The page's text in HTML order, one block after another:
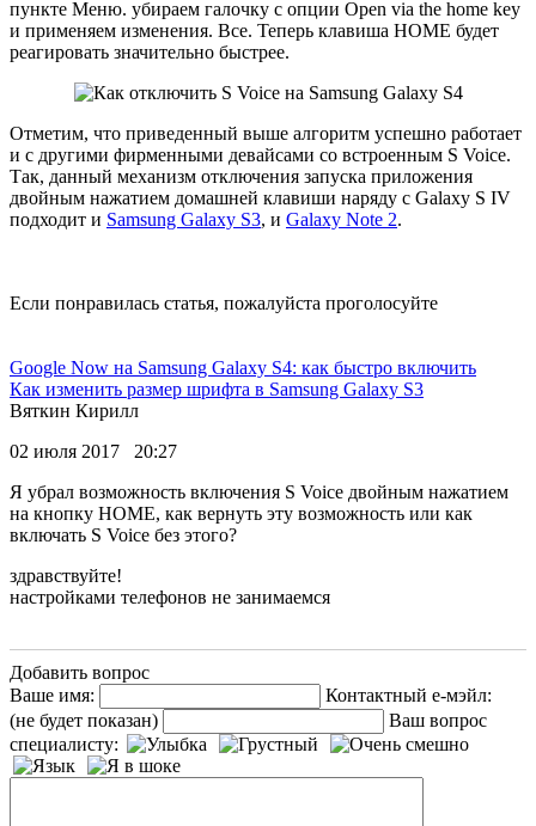
пункте Меню. убираем галочку с опции Open via the home key
и применяем изменения. Все. Теперь клавиша НОМЕ будет
реагировать значительно быстрее.
Отметим, что приведенный выше алгоритм успешно работает
и с другими фирменными девайсами со встроенным S Voice.
Так, данный механизм отключения запуска приложения
двойным нажатием домашней клавиши наряду с Galaxy S IV
подходит и Samsung Galaxy S3, и Galaxy Note 2.
Если понравилась статья, пожалуйста проголосуйте
Google Now на Samsung Galaxy S4: как быстро включить
Как изменить размер шрифта в Samsung Galaxy S3
Вяткин Кирилл
02 июля 2017 20:27
Я убрал возможность включения S Voice двойным нажатием
на кнопку HOME, как вернуть эту возможность или как
включать S Voice без этого?
здравствуйте!
настройками телефонов не занимаемся
Добавить вопрос
Ваше имя:
Контактный е-мэйл:
(не будет показан)
Ваш вопрос
специалисту: